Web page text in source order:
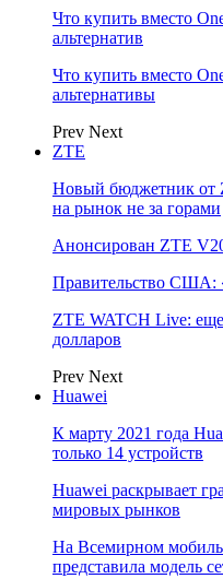
Что купить вместо
альтернатив
Что купить вместо
альтернативы
Prev Next
ZTE
Новый бюджетник от
на рынок не за горами
Анонсирован ZTE
Правительство США:
ZTE WATCH Live:
долларов
Prev Next
Huawei
К марту 2021 года
только 14 устройств
Huawei раскрывает
мировых рынков
На Всемирном
представила модель